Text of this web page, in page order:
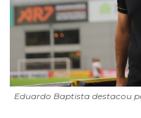
Eduardo Baptista destacou